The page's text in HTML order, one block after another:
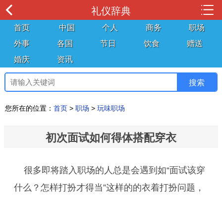
礼仪辞典
首页 中国 个人 商务
职场
外事
各国 节日 饮食
赠送
婚庆
资讯
您所在的位置： 首页 > 职场 > 玩味职场
初次面试如何得体搭配穿衣
很多即将踏入职场的人总是会遇到如“面试该穿
什么？怎样打扮才得当”这样的的衣着打扮问题，